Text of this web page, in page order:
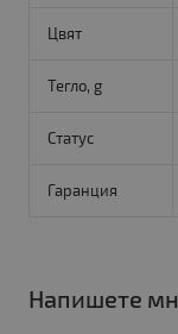
Цвят
Тегло, g
Статус
Гаранция
Напишете